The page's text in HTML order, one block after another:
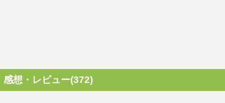
感想・レビュー(372)